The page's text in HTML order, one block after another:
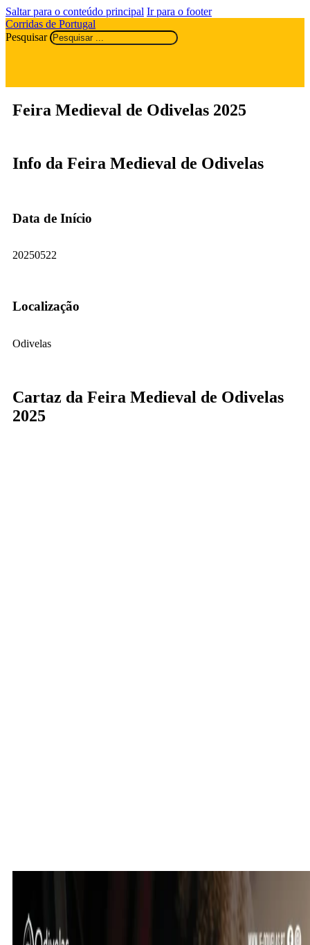
Saltar para o conteúdo principal Ir para o footer
Corridas de Portugal
Pesquisar
Feira Medieval de Odivelas 2025
Info da Feira Medieval de Odivelas
Data de Início
20250522
Localização
Odivelas
Cartaz da Feira Medieval de Odivelas
2025